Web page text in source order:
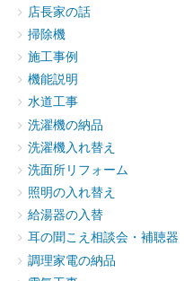
店長家の話
掃除機
施工事例
機能説明
水道工事
洗濯機の納品
洗濯機入れ替え
洗面所リフォーム
照明の入れ替え
給湯器の入替
耳の聞こえ相談会・補聴器
調理家電の納品